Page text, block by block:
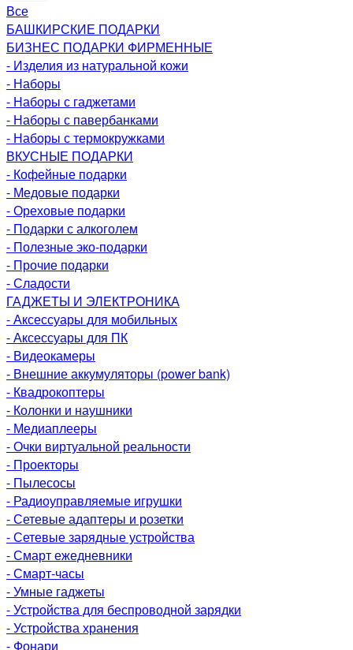
Все
БАШКИРСКИЕ ПОДАРКИ
БИЗНЕС ПОДАРКИ ФИРМЕННЫЕ
- Изделия из натуральной кожи
- Наборы
- Наборы с гаджетами
- Наборы с павербанками
- Наборы с термокружками
ВКУСНЫЕ ПОДАРКИ
- Кофейные подарки
- Медовые подарки
- Ореховые подарки
- Подарки с алкоголем
- Полезные эко-подарки
- Прочие подарки
- Сладости
ГАДЖЕТЫ И ЭЛЕКТРОНИКА
- Аксессуары для мобильных
- Аксессуары для ПК
- Видеокамеры
- Внешние аккумуляторы (power bank)
- Квадрокоптеры
- Колонки и наушники
- Медиаплееры
- Очки виртуальной реальности
- Проекторы
- Пылесосы
- Радиоуправляемые игрушки
- Сетевые адаптеры и розетки
- Сетевые зарядные устройства
- Смарт ежедневники
- Смарт-часы
- Умные гаджеты
- Устройства для беспроводной зарядки
- Устройства хранения
- Фонари